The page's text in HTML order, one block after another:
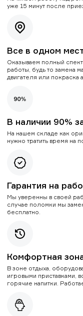
уже 15 минут после
Все в одном
Оказываем полный
работы, будь то замена
двигателя или покраска
В наличии 90%
На нашем складе как
нужно тратить время на
Гарантия на
Мы уверенны в своей
случае поломки мы
бесплатно.
Комфортная
В зоне отдыха,
игровыми приставками,
горячие напитки.